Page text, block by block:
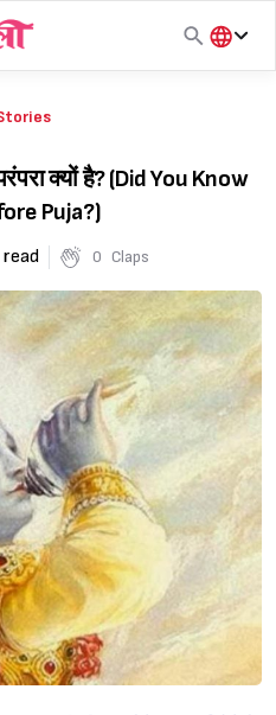
हिंदी
क्यों है? (Did You Know
Puja?)
read 0 Claps